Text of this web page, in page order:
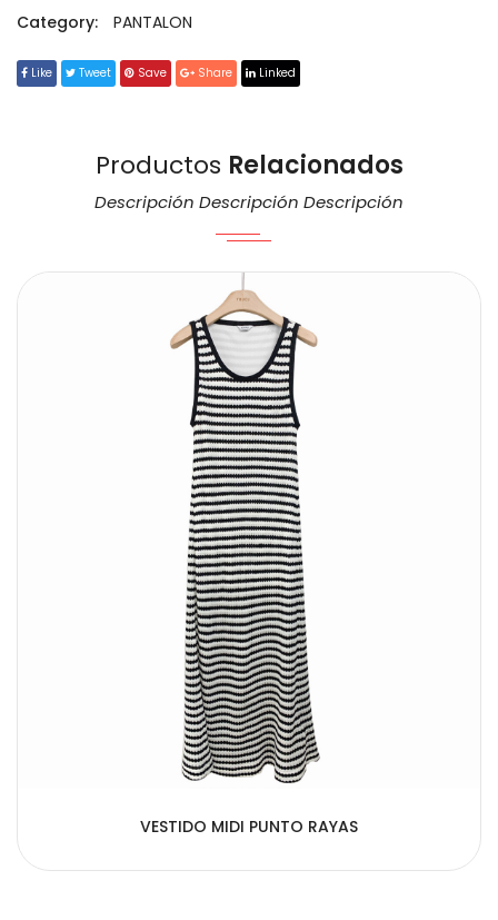
Category: PANTALON
Like Tweet Save Share Linked
Productos Relacionados
Descripción Descripción Descripción
VESTIDO MIDI PUNTO RAYAS